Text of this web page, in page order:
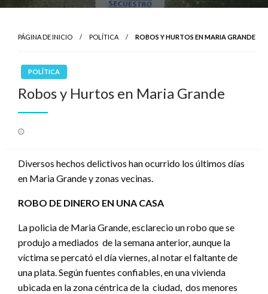
PÁGINA DE INICIO POLÍTICA ROBOS Y HURTOS EN MARIA GRANDE
POLÍTICA
Robos y Hurtos en Maria Grande
Diversos hechos delictivos han ocurrido los últimos días
en Maria Grande y zonas vecinas.
ROBO DE DINERO EN UNA CASA
La policia de Maria Grande, esclarecio un robo que se
produjo a mediados de la semana anterior, aunque la
víctima se percató el día viernes, al notar el faltante de
una plata. Según fuentes confiables, en una vivienda
ubicada en la zona céntrica de la ciudad, dos menores